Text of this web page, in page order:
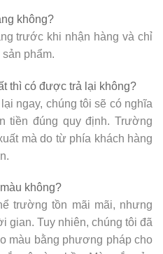
không?
trước khi nhận hàng và chỉ
phẩm.
thì có được trả lại không?
ngay, chúng tôi sẽ có nghĩa
tiền đúng quy định. Trường
mà do từ phía khách hàng
không?
trường tồn mãi mãi, nhưng
gian. Tuy nhiên, chúng tôi đã
màu bằng phương pháp cho